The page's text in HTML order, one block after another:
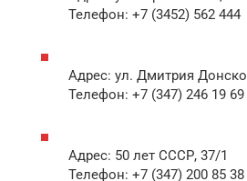
Телефон: +7 (3452) 562 444
Адрес: ул. Дмитрия
Телефон: +7 (347) 246 19 69
Адрес: 50 лет СССР, 37/1
Телефон: +7 (347) 200 85 38